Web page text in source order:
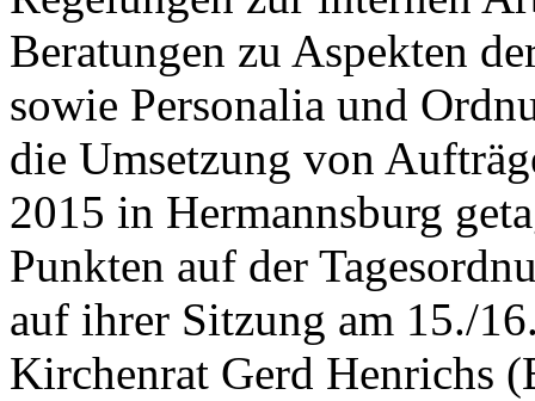
Beratungen zu Aspekten
sowie Personalia und
die Umsetzung von
2015 in Hermannsburg
Punkten auf der
auf ihrer Sitzung am 15./
Kirchenrat Gerd Henrichs